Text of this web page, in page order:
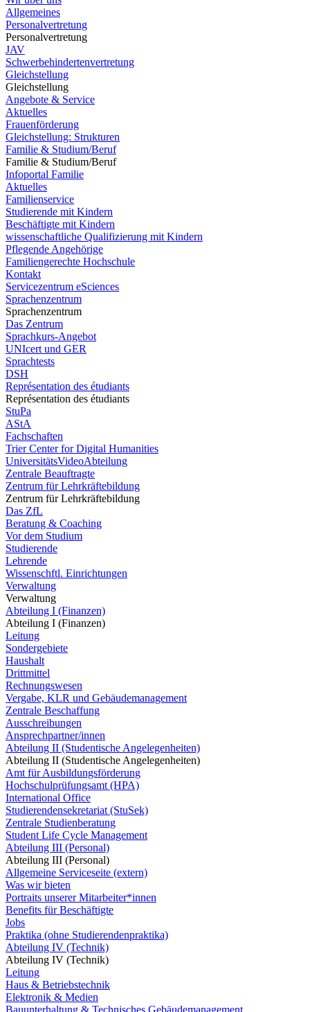
Allgemeines
Personalvertretung
Personalvertretung
JAV
Schwerbehindertenvertretung
Gleichstellung
Gleichstellung
Angebote & Service
Aktuelles
Frauenförderung
Gleichstellung: Strukturen
Familie & Studium/Beruf
Familie & Studium/Beruf
Infoportal Familie
Aktuelles
Familienservice
Studierende mit Kindern
Beschäftigte mit Kindern
wissenschaftliche Qualifizierung mit Kindern
Pflegende Angehörige
Familiengerechte Hochschule
Kontakt
Servicezentrum eSciences
Sprachenzentrum
Sprachenzentrum
Das Zentrum
Sprachkurs-Angebot
UNIcert und GER
Sprachtests
DSH
Représentation des étudiants
Représentation des étudiants
StuPa
AStA
Fachschaften
Trier Center for Digital Humanities
UniversitätsVideoAbteilung
Zentrale Beauftragte
Zentrum für Lehrkräftebildung
Zentrum für Lehrkräftebildung
Das ZfL
Beratung & Coaching
Vor dem Studium
Studierende
Lehrende
Wissenschftl. Einrichtungen
Verwaltung
Verwaltung
Abteilung I (Finanzen)
Abteilung I (Finanzen)
Leitung
Sondergebiete
Haushalt
Drittmittel
Rechnungswesen
Vergabe, KLR und Gebäudemanagement
Zentrale Beschaffung
Ausschreibungen
Ansprechpartner/innen
Abteilung II (Studentische Angelegenheiten)
Abteilung II (Studentische Angelegenheiten)
Amt für Ausbildungsförderung
Hochschulprüfungsamt (HPA)
International Office
Studierendensekretariat (StuSek)
Zentrale Studienberatung
Student Life Cycle Management
Abteilung III (Personal)
Abteilung III (Personal)
Allgemeine Serviceseite (extern)
Was wir bieten
Portraits unserer Mitarbeiter*innen
Benefits für Beschäftigte
Jobs
Praktika (ohne Studierendenpraktika)
Abteilung IV (Technik)
Abteilung IV (Technik)
Leitung
Haus & Betriebstechnik
Elektronik & Medien
Bauunterhaltung & Technisches Gebäudemanagement